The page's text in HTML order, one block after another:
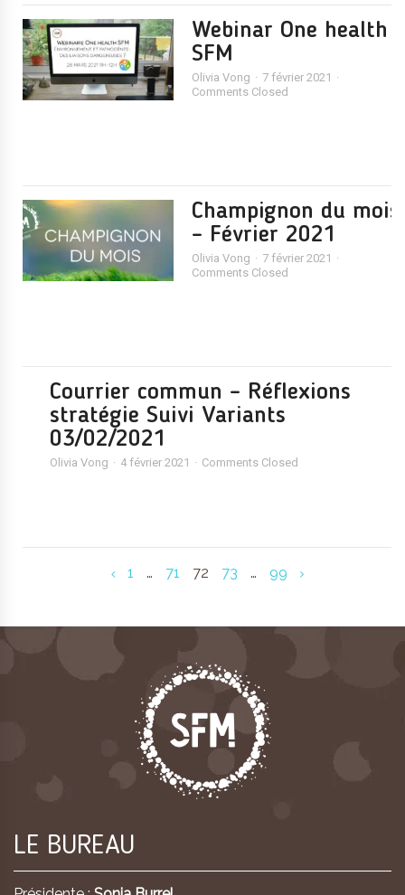
Webinar One health
SFM
Olivia Vong
7 février 2021
Comments Closed
Champignon du mois
– Février 2021
Olivia Vong
7 février 2021
Comments Closed
Courrier commun – Réflexions
stratégie Suivi Variants
03/02/2021
Olivia Vong 4 février 2021 Comments Closed
1 … 71 72 73 … 99
LE BUREAU